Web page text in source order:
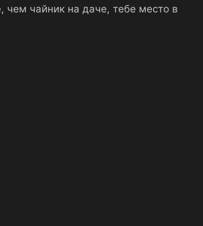
чем чайник на даче, тебе место в